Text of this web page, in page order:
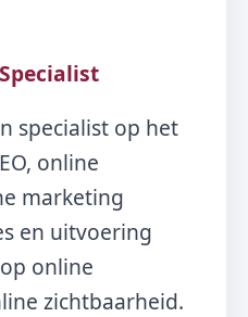
specialist op het
online
marketing
en uitvoering
online
zichtbaarheid.